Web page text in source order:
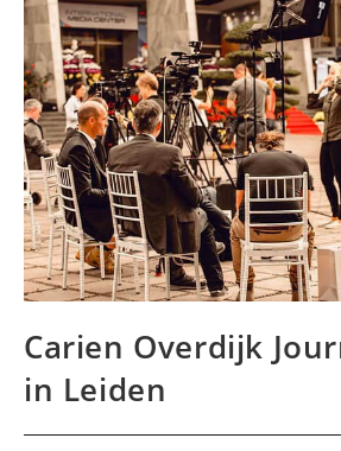
Carien Overdijk
in Leiden